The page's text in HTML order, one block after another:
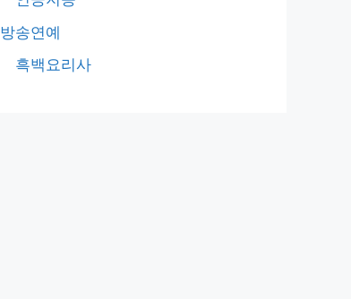
방송연예
흑백요리사